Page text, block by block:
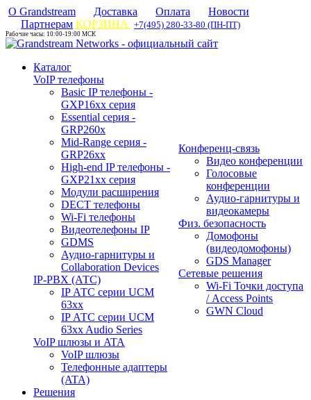
О Grandstream Доставка Оплата
Новости
Партнерам КОРЗИНА +7(495) 280-33-80 (ПН-ПТ)
Рабочие часы: 10:00-19:00 МСК
Каталог
VoIP телефоны
Basic IP телефоны -
GXP16хх серия
Essential серия -
GRP260x
Mid-Range серия -
GRP26xx
High-end IP телефоны -
GXP21хх серия
Модули расширения
DECT телефоны
Wi-Fi телефоны
Видеотелефоны IP
GDMS
Аудио-гарнитуры и
Collaboration Devices
IP-PBX (АТС)
IP АТС серии UCM
63xx
IP АТС серии UCM
63xx Audio Series
VoIP шлюзы и ATA
VoIP шлюзы
Телефонные адаптеры
(ATA)
Конференц-связь
Видео конференции
Голосовые
конференции
Аудио-гарнитуры и
видеокамеры
Физ. безопасность
Домофоны
(видеодомофоны)
GDS Manager
Сетевые решения
Wi-Fi Точки доступа
/ Access Points
GWN Cloud
Решения